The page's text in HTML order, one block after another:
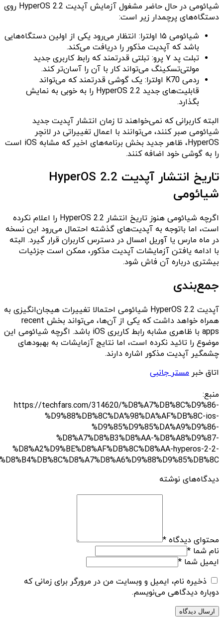
شیائومی در حال حاضر مشغول آزمایش آپدیت HyperOS 2.2 روی
دستگاه‌های پرچمدار زیر است:
شیائومی ۱۵ اولترا: انتظار می‌رود یکی از اولین دستگاه‌هایی
باشد که آپدیت مذکور را دریافت می‌کند.
تبلت پد ۷ پرو: تبلتی قدرتمند که رابط کاربری جدید
مولتی‌تسکینگ می‌تواند کار با آن را آسان‌تر کند.
ردمی K70 اولترا: یک گوشی قدرتمند که می‌تواند
قابلیت‌های جدید HyperOS 2.2 را به خوبی به نمایش
بگذارد.
البته کاربرانی که نمی‌خواهند تا زمان انتشار آپدیت جدید
شیائومی صبر کنند، می‌توانند با اعمال تغییراتی در لانچر
HyperOS، ظاهر جدید بخش برنامه‌های اخیر که مشابه iOS است
را به گوشی خود اضافه کنند.
تاریخ انتشار آپدیت HyperOS 2.2
شیائومی
اگرچه شیائومی هنوز تاریخ انتشار HyperOS 2.2 را اعلام نکرده
است، اما باتوجه به آپدیت‌های گذشته احتمال می‌رود این نسخه
در ماه مارس یا آوریل امسال در دسترس کاربران قرار گیرد. البته
با ادامه یافتن آزمایشات آپدیت مذکور، ممکن است جزئیات
بیشتری درباره آن فاش شود.
جمع‌بندی
آپدیت HyperOS 2.2 شیائومی احتمالا تغییرات هیجان‌انگیزی به
همراه خواهد داشت که یکی از آن‌ها، می‌تواند بخش recent
apps با ظاهری مشابه رابط کاربری iOS باشد. اگرچه شیائومی این
موضوع را تائید نکرده است، اما نتایج آزمایشات به بهبودهای
چشمگیر آپدیت مذکور اشاره دارند.
اتاق خبر مستر جانبی
منبع:
https://techfars.com/314620/%D8%A7%DB%8C%D9%86-
%D9%88%DB%8C%DA%98%DA%AF%DB%8C-ios-
%D9%85%D9%85%DA%A9%D9%86-
%D8%A7%D8%B3%D8%AA-%D8%A8%D9%87-
%D8%A2%D9%BE%D8%AF%DB%8C%D8%AA-hyperos-2-2-
%D8%B4%DB%8C%D8%A7%D8%A6%D9%88%D9%85%DB%8C/
دیدگاه‌های نوشته
محتوای دیدگاه *
نام شما *
ایمیل شما *
ذخیره نام، ایمیل و وبسایت من در مرورگر برای زمانی که
دوباره دیدگاهی می‌نویسم.